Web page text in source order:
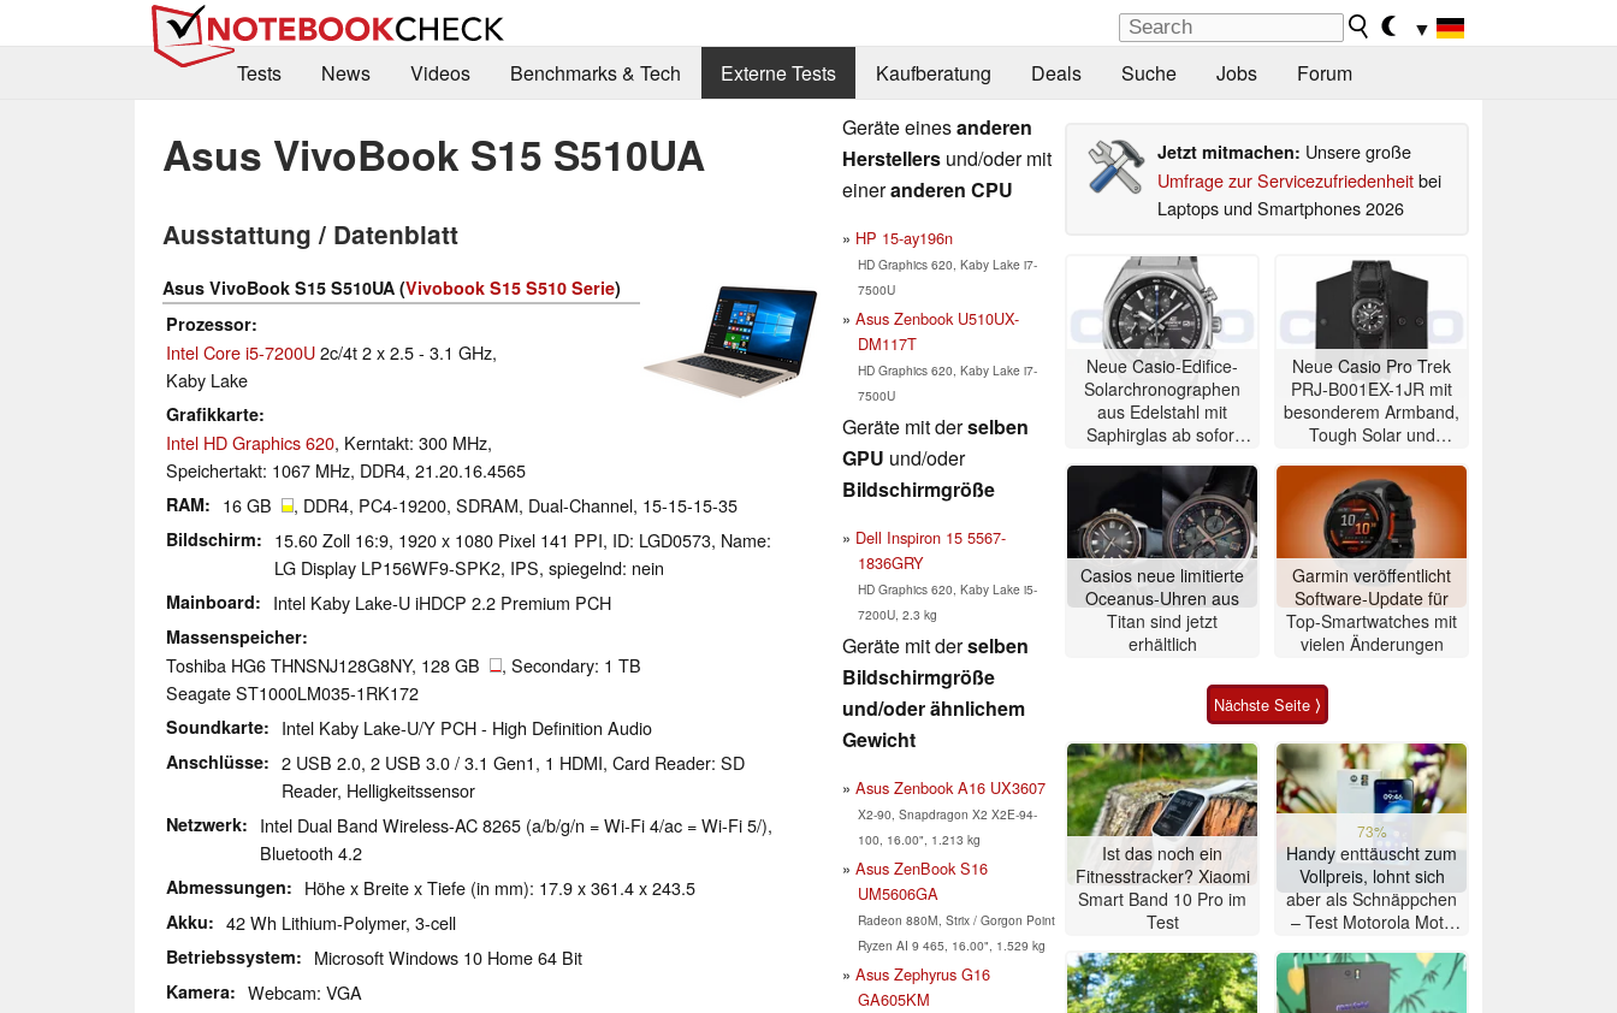
▼
Tests
News Videos Benchmarks & Tech Externe Tests Kaufberatung Deals Suche Jobs Forum
Asus VivoBook S15 S510UA
Ausstattung / Datenblatt
Asus VivoBook S15 S510UA (Vivobook S15 S510 Serie)
Prozessor
Intel Core i5-7200U2c/4t 2 x 2.5 - 3.1 GHz,
Kaby Lake
Grafikkarte
Intel HD Graphics 620, Kerntakt: 300 MHz,
Speichertakt: 1067 MHz, DDR4, 21.20.16.4565
RAM 16 GB , DDR4, PC4-19200, SDRAM, Dual-Channel, 15-15-15-35
Bildschirm
15.60 Zoll 16:9, 1920 x 1080 Pixel 141 PPI, ID: LGD0573, Name:
LG Display LP156WF9-SPK2, IPS, spiegelnd: nein
Mainboard Intel Kaby Lake-U iHDCP 2.2 Premium PCH
Massenspeicher
Toshiba HG6 THNSNJ128G8NY, 128 GB
, Secondary: 1 TB
Seagate ST1000LM035-1RK172
Soundkarte Intel Kaby Lake-U/Y PCH - High Definition Audio
Anschlüsse
2 USB 2.0, 2 USB 3.0 / 3.1 Gen1, 1 HDMI, Card Reader: SD
Reader, Helligkeitssensor
Netzwerk
Intel Dual Band Wireless-AC 8265 (a/b/g/n = Wi-Fi 4/ac = Wi-Fi 5/),
Bluetooth 4.2
Abmessungen Höhe x Breite x Tiefe (in mm): 17.9 x 361.4 x 243.5
Akku 42 Wh Lithium-Polymer, 3-cell
Betriebssystem Microsoft Windows 10 Home 64 Bit
Kamera Webcam: VGA
Geräte einesanderen
Herstellers und/oder mit
eineranderen CPU
HP 15-ay196n
HD Graphics 620, Kaby Lake i7-
7500U
Asus Zenbook U510UX-
DM117T
HD Graphics 620, Kaby Lake i7-
7500U
Geräte mit derselben
GPU und/oder
Bildschirmgröße
Dell Inspiron 15 5567-
1836GRY
HD Graphics 620, Kaby Lake i5-
7200U, 2.3 kg
Geräte mit derselben
Bildschirmgröße
und/oder ähnlichem
Gewicht
Asus Zenbook A16 UX3607
X2-90, Snapdragon X2 X2E-94-
100, 16.00", 1.213 kg
Asus ZenBook S16
UM5606GA
Radeon 880M, Strix / Gorgon Point
Ryzen AI 9 465, 16.00", 1.529 kg
Asus Zephyrus G16
GA605KM
Jetzt mitmachen: Unsere große
Umfrage zur Servicezufriedenheitbei
Laptops und Smartphones 2026
Neue Casio-Edifice-
Solarchronographen
aus Edelstahl mit
Saphirglas ab sofort
Neue Casio Pro Trek
PRJ-B001EX-1JR mit
besonderem Armband,
Tough Solar und
Casios neue limitierte
Oceanus-Uhren aus
Titan sind jetzt
erhältlich
Garmin veröffentlicht
Software-Update für
Top-Smartwatches mit
vielen Änderungen
Nächste Seite ⟩
Ist das noch ein
Fitnesstracker? Xiaomi
Smart Band 10 Pro im
Test
73%
Handy enttäuscht zum
Vollpreis, lohnt sich
aber als Schnäppchen
– Test Motorola Moto